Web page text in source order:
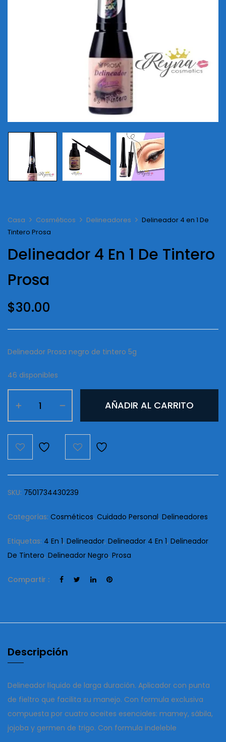
Casa Cosméticos Delineadores
Delineador 4 en 1 De
Tintero Prosa
Delineador 4 En 1 De Tintero
Prosa
$30.00
Delineador Prosa negro de tintero 5g
46 disponibles
cantidad
AÑADIR AL CARRITO
SKU: 7501734430239
Categorías: Cosméticos, Cuidado Personal, Delineadores
Etiquetas: 4 En 1, Delineador, Delineador 4 En 1, Delineador
De Tintero, Delineador Negro, Prosa
Compartir :
Descripción
Delineador líquido de larga duración. Aplicador con punta
de fieltro que facilita su manejo. Con formula exclusiva
compuesta por cuatro aceites esenciales: mamey, sábila,
jojoba y germen de trigo. Con formula indeleble